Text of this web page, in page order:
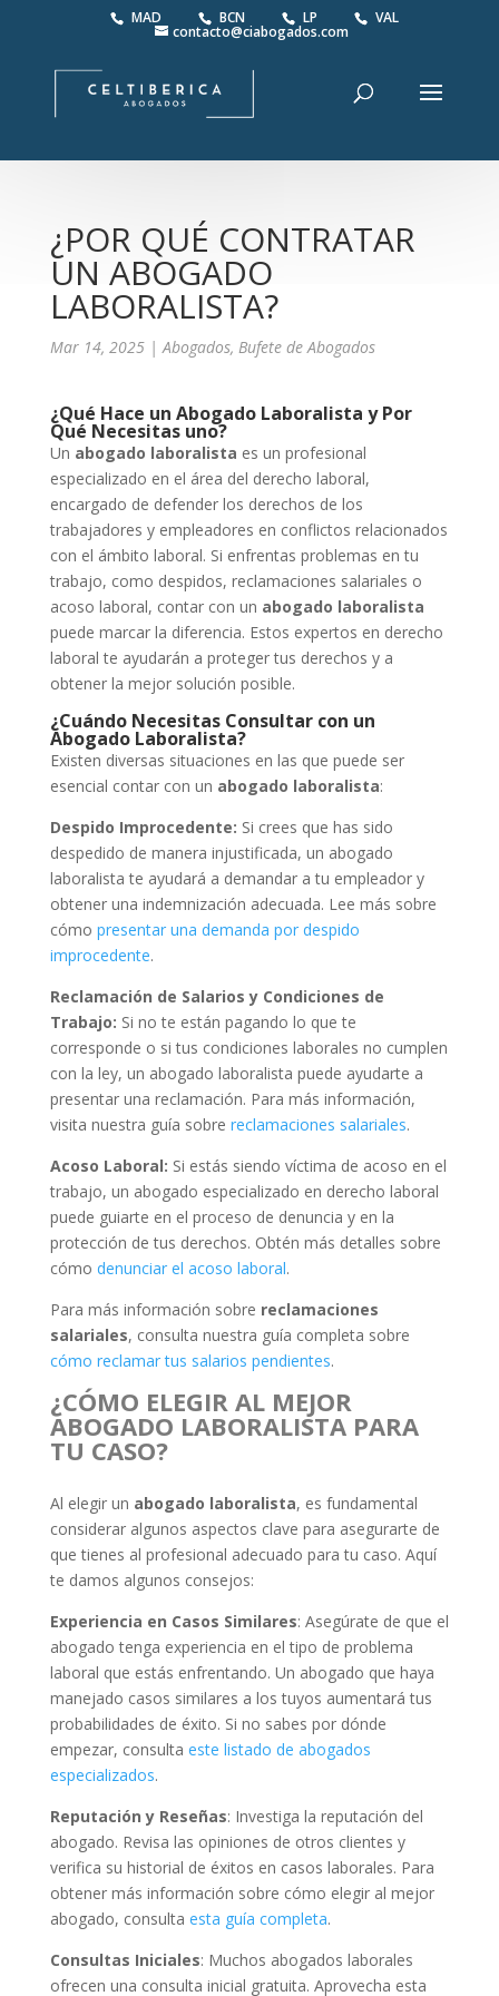
MAD BCN LP VAL
contacto@ciabogados.com
¿POR QUÉ CONTRATAR
UN ABOGADO
LABORALISTA?
Mar 14, 2025|Abogados, Bufete de Abogados
¿Qué Hace un Abogado Laboralista y Por
Qué Necesitas uno?
Un abogado laboralista es un profesional
especializado en el área del derecho laboral,
encargado de defender los derechos de los
trabajadores y empleadores en conflictos relacionados
con el ámbito laboral. Si enfrentas problemas en tu
trabajo, como despidos, reclamaciones salariales o
acoso laboral, contar con un abogado laboralista
puede marcar la diferencia. Estos expertos en derecho
laboral te ayudarán a proteger tus derechos y a
obtener la mejor solución posible.
¿Cuándo Necesitas Consultar con un
Abogado Laboralista?
Existen diversas situaciones en las que puede ser
esencial contar con un abogado laboralista:
Despido Improcedente: Si crees que has sido
despedido de manera injustificada, un abogado
laboralista te ayudará a demandar a tu empleador y
obtener una indemnización adecuada. Lee más sobre
cómo presentar una demanda por despido
improcedente.
Reclamación de Salarios y Condiciones de
Trabajo: Si no te están pagando lo que te
corresponde o si tus condiciones laborales no cumplen
con la ley, un abogado laboralista puede ayudarte a
presentar una reclamación. Para más información,
visita nuestra guía sobre reclamaciones salariales.
Acoso Laboral: Si estás siendo víctima de acoso en el
trabajo, un abogado especializado en derecho laboral
puede guiarte en el proceso de denuncia y en la
protección de tus derechos. Obtén más detalles sobre
cómo denunciar el acoso laboral.
Para más información sobre reclamaciones
salariales, consulta nuestra guía completa sobre
cómo reclamar tus salarios pendientes.
¿CÓMO ELEGIR AL MEJOR
ABOGADO LABORALISTA PARA
TU CASO?
Al elegir un abogado laboralista, es fundamental
considerar algunos aspectos clave para asegurarte de
que tienes al profesional adecuado para tu caso. Aquí
te damos algunos consejos:
Experiencia en Casos Similares: Asegúrate de que el
abogado tenga experiencia en el tipo de problema
laboral que estás enfrentando. Un abogado que haya
manejado casos similares a los tuyos aumentará tus
probabilidades de éxito. Si no sabes por dónde
empezar, consulta este listado de abogados
especializados.
Reputación y Reseñas: Investiga la reputación del
abogado. Revisa las opiniones de otros clientes y
verifica su historial de éxitos en casos laborales. Para
obtener más información sobre cómo elegir al mejor
abogado, consulta esta guía completa.
Consultas Iniciales: Muchos abogados laborales
ofrecen una consulta inicial gratuita. Aprovecha esta